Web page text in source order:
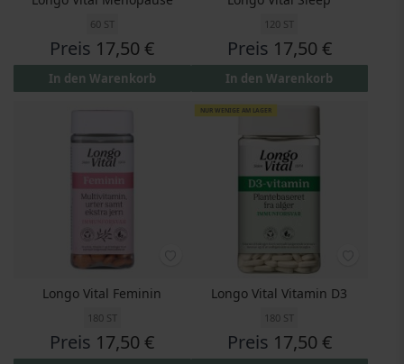
60 ST
Preis 17,50 €
In den Warenkorb
120 ST
Preis 17,50 €
In den Warenkorb
Longo Vital Feminin
180 ST
Preis 17,50 €
NUR WENIGE AM LAGER
Longo Vital Vitamin D3
180 ST
Preis 17,50 €